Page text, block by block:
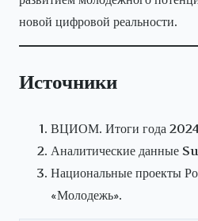
новой цифровой реальности.
Источники
ВЦИОМ. Итоги года
Аналитические данные
Национальные проекты
«Молодежь».